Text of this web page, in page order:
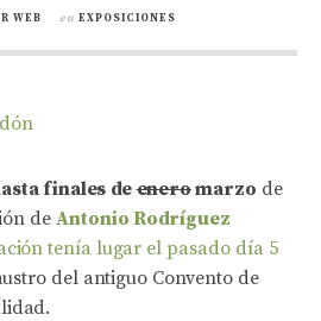
WEB en EXPOSICIONES
finales deeneromarzo de
de Antonio Rodríguez
tenía lugar el pasado día 5
del antiguo Convento de